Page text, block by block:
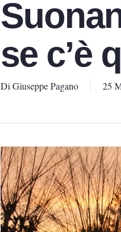
se c’è
Di Giuseppe Pagano 25